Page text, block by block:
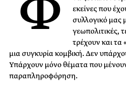
εκείνες που
συλλογικό μας
γεωπολιτικές,
τρέχουν και
μια συγκυρία κομβική. Δεν
Υπάρχουν μόνο θέματα που μένουν
παραπληροφόρηση.